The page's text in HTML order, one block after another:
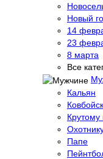
Новый
14
23
8 марта
Все
Кальян
Крутому
Папе